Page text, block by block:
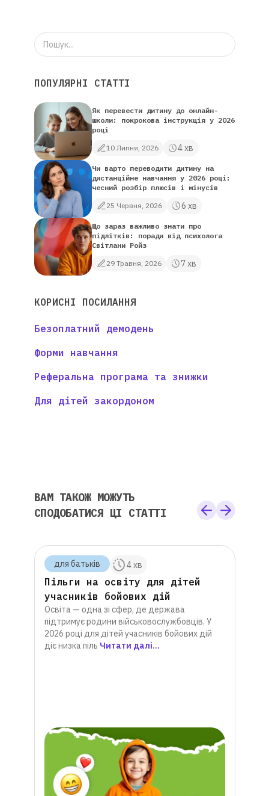
ПОПУЛЯРНІ СТАТТІ
Як перевести дитину до онлайн-
школи: покрокова інструкція у 2026
році
10 Липня, 2026
4 хв
Чи варто переводити дитину на
дистанційне навчання у 2026 році:
чесний розбір плюсів і мінусів
25 Червня, 2026
6 хв
Що зараз важливо знати про
підлітків: поради від психолога
Світлани Ройз
29 Травня, 2026
7 хв
КОРИСНІ ПОСИЛАННЯ
Безоплатний демодень
Форми навчання
Реферальна програма та знижки
Для дітей закордоном
ВАМ ТАКОЖ МОЖУТЬ
СПОДОБАТИСЯ ЦІ СТАТТІ
для батькiв 4 хв
Пільги на освіту для дітей
учасників бойових дій
Освіта — одна зі сфер, де держава
підтримує родини військовослужбовців. У
2026 році для дітей учасників бойових дій
діє низка піль Читати далі...